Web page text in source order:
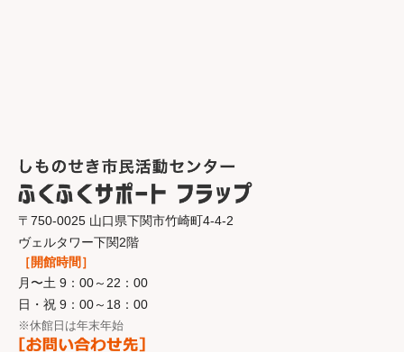
〒750-0025 山口県下関市竹崎町4-4-2
ヴェルタワー下関2階
［開館時間］
月〜土 9：00～22：00
日・祝 9：00～18：00
※休館日は年末年始